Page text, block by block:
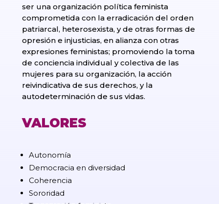
ser una organización política feminista
comprometida con la erradicación del orden
patriarcal, heterosexista, y de otras formas de
opresión e injusticias, en alianza con otras
expresiones feministas; promoviendo la toma
de conciencia individual y colectiva de las
mujeres para su organización, la acción
reivindicativa de sus derechos, y la
autodeterminación de sus vidas.
VALORES
Autonomía
Democracia en diversidad
Coherencia
Sororidad